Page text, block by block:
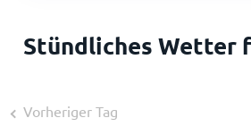
Stündliches Wetter
Vorheriger Tag